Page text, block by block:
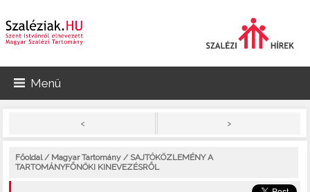
Menü
< >
Főoldal/ Magyar Tartomány / SAJTÓKÖZLEMÉNY A
TARTOMÁNYFŐNÖKI KINEVEZÉSRŐL